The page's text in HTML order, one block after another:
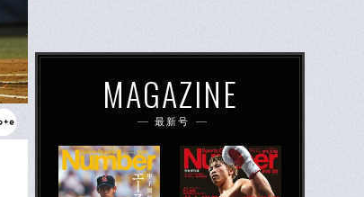
合
MAGAZINE
最新号